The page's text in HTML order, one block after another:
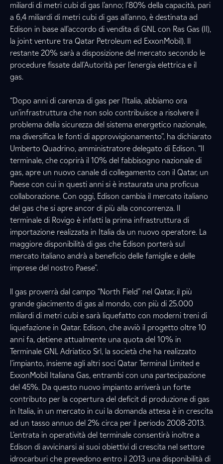
miliardi di metri cubi di gas l’anno; l’80% della capacità, pari
a 6,4 miliardi di metri cubi di gas all’anno, è destinata ad
Edison in base all’accordo di vendita di GNL con Ras Gas (II),
la joint venture tra Qatar Petroleum ed ExxonMobil). Il
restante 20% sarà a disposizione del mercato secondo le
procedure fissate dall’Autorità per l’energia elettrica e il
gas.
“Dopo anni di carenza di gas per l’Italia, abbiamo ora
un’infrastruttura che non solo contribuisce a risolvere il
problema della sicurezza del sistema energetico nazionale,
ma diversifica le fonti di approvvigionamento”, ha dichiarato
Umberto Quadrino, amministratore delegato di Edison. “Il
terminale, che coprirà il 10% del fabbisogno nazionale di
gas, apre un nuovo canale di collegamento con il Qatar, un
Paese con cui in questi anni si è instaurata una proficua
collaborazione. Con oggi, Edison cambia il mercato italiano
del gas che si apre ancor di più alla concorrenza. Il
terminale di Rovigo è infatti la prima infrastruttura di
importazione realizzata in Italia da un nuovo operatore. La
maggiore disponibilità di gas che Edison porterà sul
mercato italiano andrà a beneficio delle famiglie e delle
imprese del nostro Paese”.
ll gas proverrà dal campo “North Field” nel Qatar, il più
grande giacimento di gas al mondo, con più di 25.000
miliardi di metri cubi e sarà liquefatto con moderni treni di
liquefazione in Qatar. Edison, che avviò il progetto oltre 10
anni fa, detiene attualmente una quota del 10% in
Terminale GNL Adriatico Srl, la società che ha realizzato
l’impianto, insieme agli altri soci Qatar Terminal Limited e
ExxonMobil Italiana Gas, entrambi con una partecipazione
del 45%. Da questo nuovo impianto arriverà un forte
contributo per la copertura del deficit di produzione di gas
in Italia, in un mercato in cui la domanda attesa è in crescita
ad un tasso annuo del 2% circa per il periodo 2008-2013.
L’entrata in operatività del terminale consentirà inoltre a
Edison di avvicinarsi ai suoi obiettivi di crescita nel settore
idrocarburi che prevedono entro il 2013 una disponibilità di